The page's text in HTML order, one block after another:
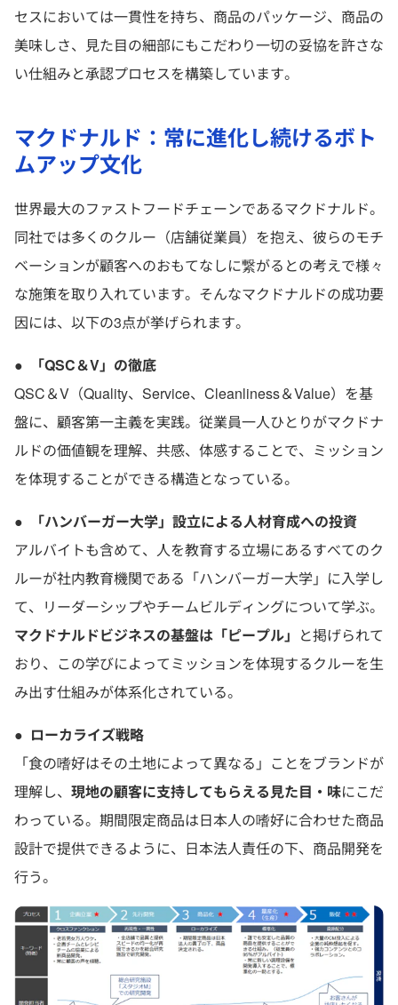
セスにおいては一貫性を持ち、商品のパッケージ、商品の
美味しさ、見た目の細部にもこだわり一切の妥協を許さな
い仕組みと承認プロセスを構築しています。
マクドナルド：常に進化し続けるボト
ムアップ文化
世界最大のファストフードチェーンであるマクドナルド。
同社では多くのクルー（店舗従業員）を抱え、彼らのモチ
ベーションが顧客へのおもてなしに繋がるとの考えで様々
な施策を取り入れています。そんなマクドナルドの成功要
因には、以下の3点が挙げられます。
●
「QSC＆V」の徹底
QSC＆V（Quality、Service、Cleanliness＆Value）を基
盤に、顧客第一主義を実践。従業員一人ひとりがマクドナ
ルドの価値観を理解、共感、体感することで、ミッション
を体現することができる構造となっている。
●
「ハンバーガー大学」設立による人材育成への投資
アルバイトも含めて、人を教育する立場にあるすべてのク
ルーが社内教育機関である「ハンバーガー大学」に入学し
て、リーダーシップやチームビルディングについて学ぶ。
マクドナルドビジネスの基盤は「ピープル」 と掲げられて
おり、この学びによってミッションを体現するクルーを生
み出す仕組みが体系化されている。
● ローカライズ戦略
「食の嗜好はその土地によって異なる」ことをブランドが
理解し、 現地の顧客に支持してもらえる見た目・味にこだ
わっている。期間限定商品は日本人の嗜好に合わせた商品
設計で提供できるように、日本法人責任の下、商品開発を
行う。